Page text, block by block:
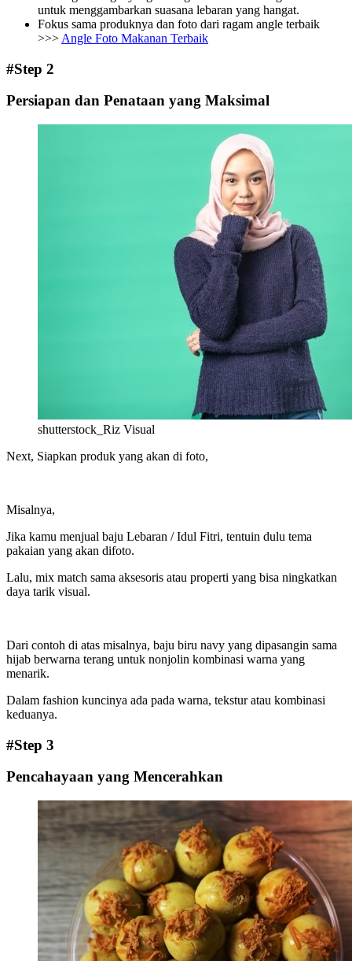
untuk menggambarkan suasana lebaran yang hangat.
Fokus sama produknya dan foto dari ragam angle terbaik
>>> Angle Foto Makanan Terbaik
#Step 2
Persiapan dan Penataan yang Maksimal
shutterstock_Riz Visual
Next, Siapkan produk yang akan di foto,
Misalnya,
Jika kamu menjual baju Lebaran / Idul Fitri, tentuin dulu tema
pakaian yang akan difoto.
Lalu, mix match sama aksesoris atau properti yang bisa ningkatkan
daya tarik visual.
Dari contoh di atas misalnya, baju biru navy yang dipasangin sama
hijab berwarna terang untuk nonjolin kombinasi warna yang
menarik.
Dalam fashion kuncinya ada pada warna, tekstur atau kombinasi
keduanya.
#Step 3
Pencahayaan yang Mencerahkan